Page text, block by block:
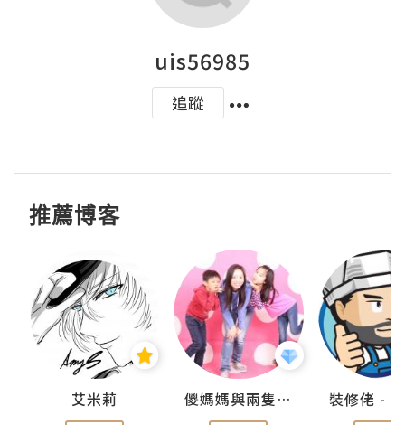
uis56985
追蹤
推薦博客
艾米莉 儍媽媽與兩隻小魔怪之家